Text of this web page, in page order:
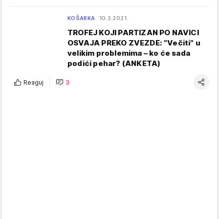
KOŠARKA 10.2.2021.
TROFEJ KOJI PARTIZAN PO NAVICI
OSVAJA PREKO ZVEZDE: "Večiti" u
velikim problemima – ko će sada
podići pehar? (ANKETA)
Reaguj 3